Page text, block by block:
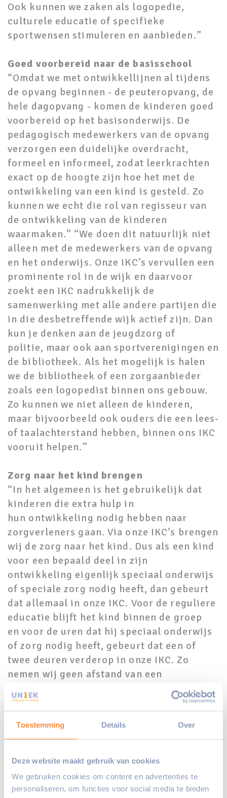
Toestemming Details Over
Deze website maakt gebruik van cookies
We gebruiken cookies om content en advertenties te
personaliseren, om functies voor social media te bieden
Ook kunnen we zaken als logopedie,
culturele educatie of specifieke
sportwensen stimuleren en aanbieden.”
Goed voorbereid naar de basisschool
“Omdat we met ontwikkellijnen al tijdens
de opvang beginnen - de peuteropvang, de
hele dagopvang - komen de kinderen goed
voorbereid op het basisonderwijs. De
pedagogisch medewerkers van de opvang
verzorgen een duidelijke overdracht,
formeel en informeel, zodat leerkrachten
exact op de hoogte zijn hoe het met de
ontwikkeling van een kind is gesteld. Zo
kunnen we echt die rol van regisseur van
de ontwikkeling van de kinderen
waarmaken.” “We doen dit natuurlijk niet
alleen met de medewerkers van de opvang
en het onderwijs. Onze IKC’s vervullen een
prominente rol in de wijk en daarvoor
zoekt een IKC nadrukkelijk de
samenwerking met alle andere partijen die
in die desbetreffende wijk actief zijn. Dan
kun je denken aan de jeugdzorg of
politie, maar ook aan sportverenigingen en
de bibliotheek. Als het mogelijk is halen
we de bibliotheek of een zorgaanbieder
zoals een logopedist binnen ons gebouw.
Zo kunnen we niet alleen de kinderen,
maar bijvoorbeeld ook ouders die een lees-
of taalachterstand hebben, binnen ons IKC
vooruit helpen.”
Zorg naar het kind brengen
“In het algemeen is het gebruikelijk dat
kinderen die extra hulp in
hun ontwikkeling nodig hebben naar
zorgverleners gaan. Via onze IKC’s brengen
wij de zorg naar het kind. Dus als een kind
voor een bepaald deel in zijn
ontwikkeling eigenlijk speciaal onderwijs
of speciale zorg nodig heeft, dan gebeurt
dat allemaal in onze IKC. Voor de reguliere
educatie blijft het kind binnen de groep
en voor de uren dat hij speciaal onderwijs
of zorg nodig heeft, gebeurt dat een of
twee deuren verderop in onze IKC. Zo
nemen wij geen afstand van een
kind omdat het voor een deel van zijn of
haar ontwikkeling niet past binnen het
voor.”
Veel van elkaar leren
Sinds UN1EK is ontstaan als fusie-
organisatie van opvang- en